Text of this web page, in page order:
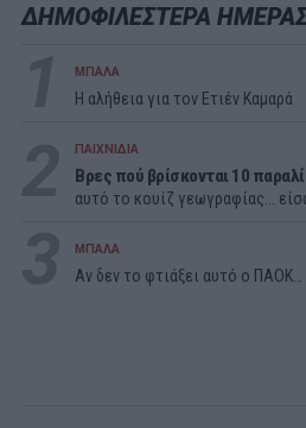
ΔΗΜΟΦΙΛΕΣΤΕΡΑ
ΜΠΑΛΑ
Η αλήθεια για τον Ετιέν Καμαρά
ΠΑΙΧΝΙΔΙΑ
Βρες πού βρίσκονται 10
αυτό το κουίζ γεωγραφίας...
ΜΠΑΛΑ
Αν δεν το φτιάξει αυτό ο ΠΑΟΚ…